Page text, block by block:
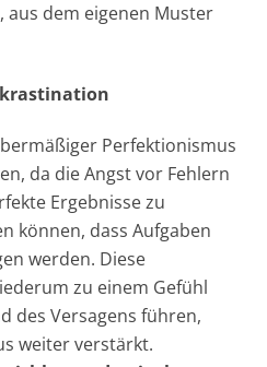
aus dem eigenen Muster
Perfektionismus
da die Angst vor Fehlern
Ergebnisse zu
können, dass Aufgaben
werden. Diese
zu einem Gefühl
des Versagens führen,
weiter verstärkt.